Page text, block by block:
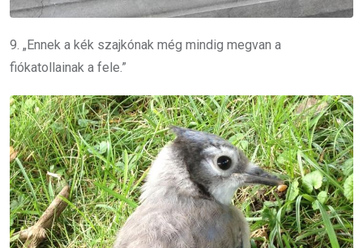
9. „Ennek a kék szajkónak még mindig megvan a
fiókatollainak a fele.”